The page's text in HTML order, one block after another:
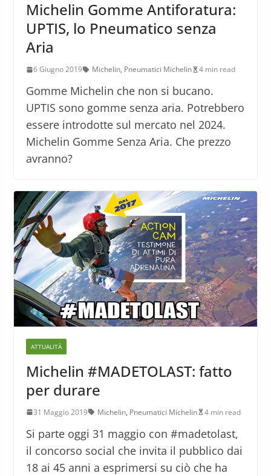
Michelin Gomme Antiforatura:
UPTIS, lo Pneumatico senza
Aria
6 Giugno 2019 Michelin, Pneumatici Michelin 4 min read
Gomme Michelin che non si bucano.
UPTIS sono gomme senza aria. Potrebbero
essere introdotte sul mercato nel 2024.
Michelin Gomme Senza Aria. Che prezzo
avranno?
ATTUALITÀ
Michelin #MADETOLAST: fatto
per durare
31 Maggio 2019 Michelin, Pneumatici Michelin 4 min read
Si parte oggi 31 maggio con #madetolast,
il concorso social che invita il pubblico dai
18 ai 45 anni a esprimersi su ciò che ha